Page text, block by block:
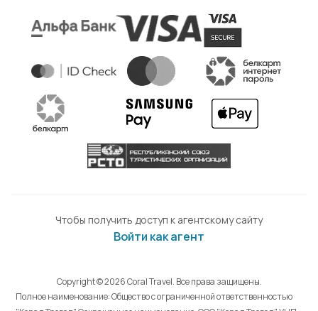
Чтобы получить доступ к агентскому сайту
Войти как агент
Copyright © 2026 Coral Travel. Все права защищены.
Полное наименование: Общество с ограниченной ответственностью